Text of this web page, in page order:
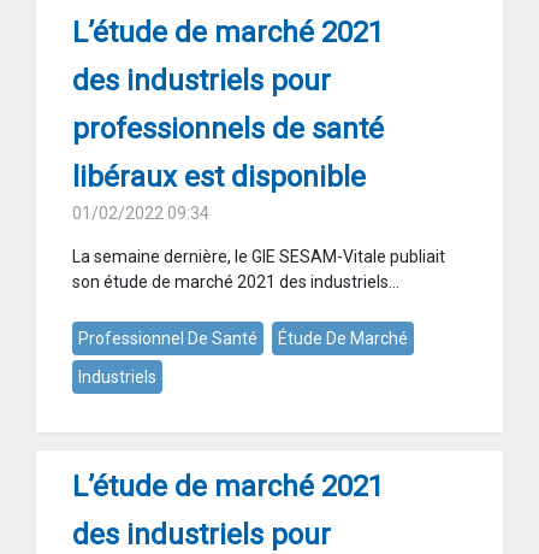
L’étude de marché 2021
des industriels pour
professionnels de santé
libéraux est disponible
01/02/2022 09:34
La semaine dernière, le GIE SESAM-Vitale publiait
son étude de marché 2021 des industriels...
Professionnel De Santé
Étude De Marché
Industriels
L’étude de marché 2021
des industriels pour